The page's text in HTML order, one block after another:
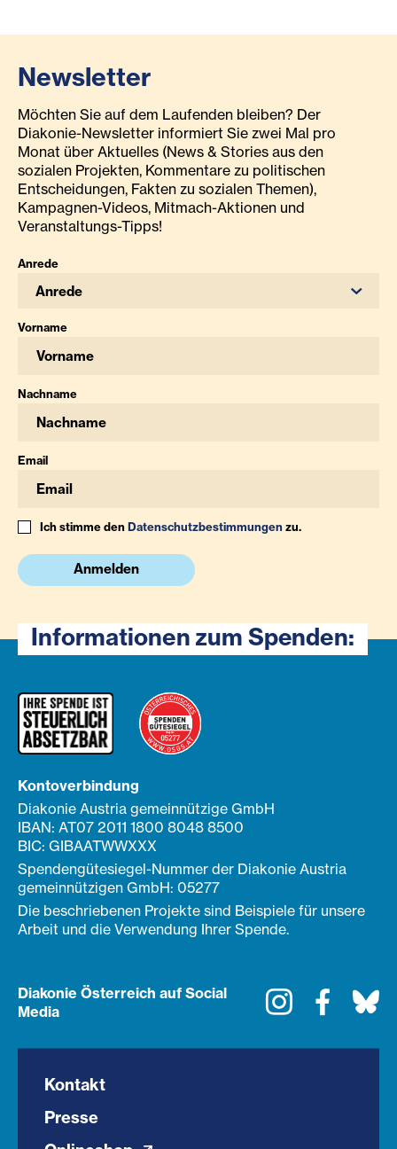
Newsletter
Möchten Sie auf dem Laufenden bleiben? Der
Diakonie-Newsletter informiert Sie zwei Mal pro
Monat über Aktuelles (News & Stories aus den
sozialen Projekten, Kommentare zu politischen
Entscheidungen, Fakten zu sozialen Themen),
Kampagnen-Videos, Mitmach-Aktionen und
Veranstaltungs-Tipps!
Anrede
Anrede
Vorname
Nachname
Email
Ich stimme denDatenschutzbestimmungenzu.
Anmelden
Informationen zum Spenden:
Kontoverbindung
Diakonie Austria gemeinnützige GmbH
IBAN: AT07 2011 1800 8048 8500
BIC: GIBAATWWXXX
Spendengütesiegel-Nummer der Diakonie Austria
gemeinnützigen GmbH: 05277
Die beschriebenen Projekte sind Beispiele für unsere
Arbeit und die Verwendung Ihrer Spende.
Diakonie Österreich auf Social
Media
Instagram
Kontakt
Presse